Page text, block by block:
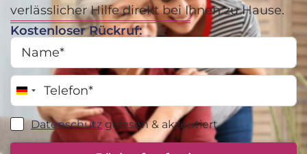
verlässlicher Hilfe direkt bei Ihnen zu Hause.
Kostenloser Rückruf:
Germany +49
Datenschutz gelesen & akzeptiert.